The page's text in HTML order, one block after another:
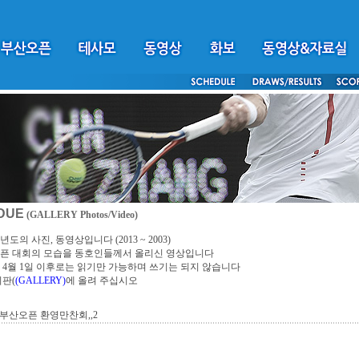
(GALLERY Photos/Video)
도의 사진, 동영상입니다 (2013 ~ 2003)
대회의 모습을 동호인들께서 올리신 영상입니다
월 1일 이후로는 읽기만 가능하며 쓰기는 되지 않습니다
((GALLERY)에 올려 주십시오
산오픈 환영만찬회,,2